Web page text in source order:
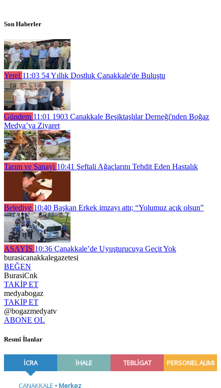
Son Haberler
Yerel 11:03 54 Yıllık Dostluk Çanakkale'de Buluştu
Gündem 11:01 1903 Çanakkale Beşiktaşlılar Derneği'nden Boğaz
Medya’ya Ziyaret
Tarım ve Sanayi 10:41 Şeftali Ağaçlarını Tehdit Eden Hastalık
Belediye 10:40 Başkan Erkek imzayı attı; “Yolumuz açık olsun”
ASAYİŞ 10:36 Çanakkale’de Uyuşturucuya Geçit Yok
burasicanakkalegazetesi
BEĞEN
BurasiCnk
TAKİP ET
medyabogaz
TAKİP ET
@bogazmedyatv
ABONE OL
Resmî İlanlar